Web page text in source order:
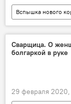
Вспышка нового
Общество
клиника
коронавирус
Сварщица. О
болгаркой в руке
29 февраля 2020,